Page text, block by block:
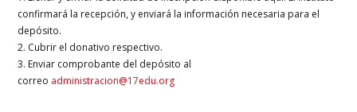
confirmará la recepción, y enviará la información necesaria para el
depósito.
2. Cubrir el donativo respectivo.
3. Enviar comprobante del depósito al
correo administracion@17edu.org